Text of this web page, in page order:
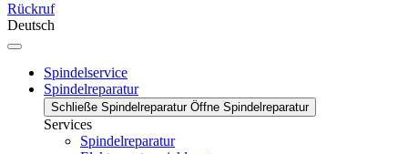
Rückruf
Deutsch
Spindelservice
Spindelreparatur
Schließe Spindelreparatur Öffne Spindelreparatur
Services
Spindelreparatur